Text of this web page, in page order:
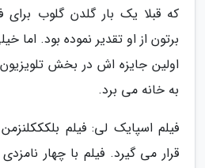
که قبلا یک بار گلدن گلوب
برتون از او تقدیر نموده بود. اما
اولین جایزه اش در بخش
به خانه می برد.
فیلم اسپایک لی: فیلم
قرار می گیرد. فیلم با چهار